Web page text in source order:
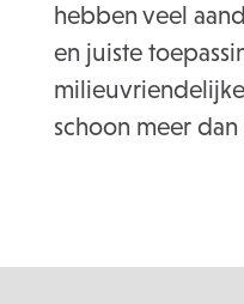
hebben veel
en juiste
schoon meer